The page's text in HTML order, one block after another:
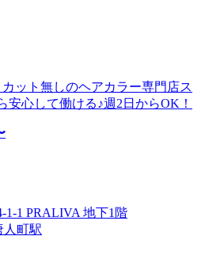
ット無しのヘアカラー専門店ス
心して働ける♪週2日からOK！
1-1 PRALIVA 地下1階
人町駅